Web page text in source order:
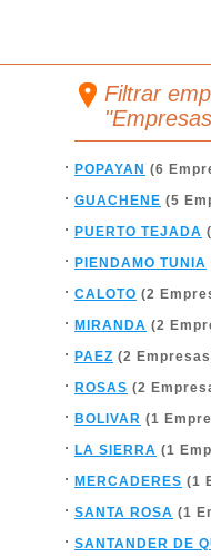
Filtrar
POPAYAN (6
GUACHENE (5
PUERTO TEJADA
PIENDAMO TUNIA
CALOTO (2
MIRANDA (2
PAEZ (2
ROSAS (2
BOLIVAR (1
LA SIERRA (1
MERCADERES (1
SANTA ROSA (1
SANTANDER DE